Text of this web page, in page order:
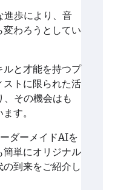
進歩により、音
わろうとしてい
と才能を持つプ
ストに限られた活
その機会はも
す。
ダーメイドAIを
単にオリジナル
到来をご紹介し